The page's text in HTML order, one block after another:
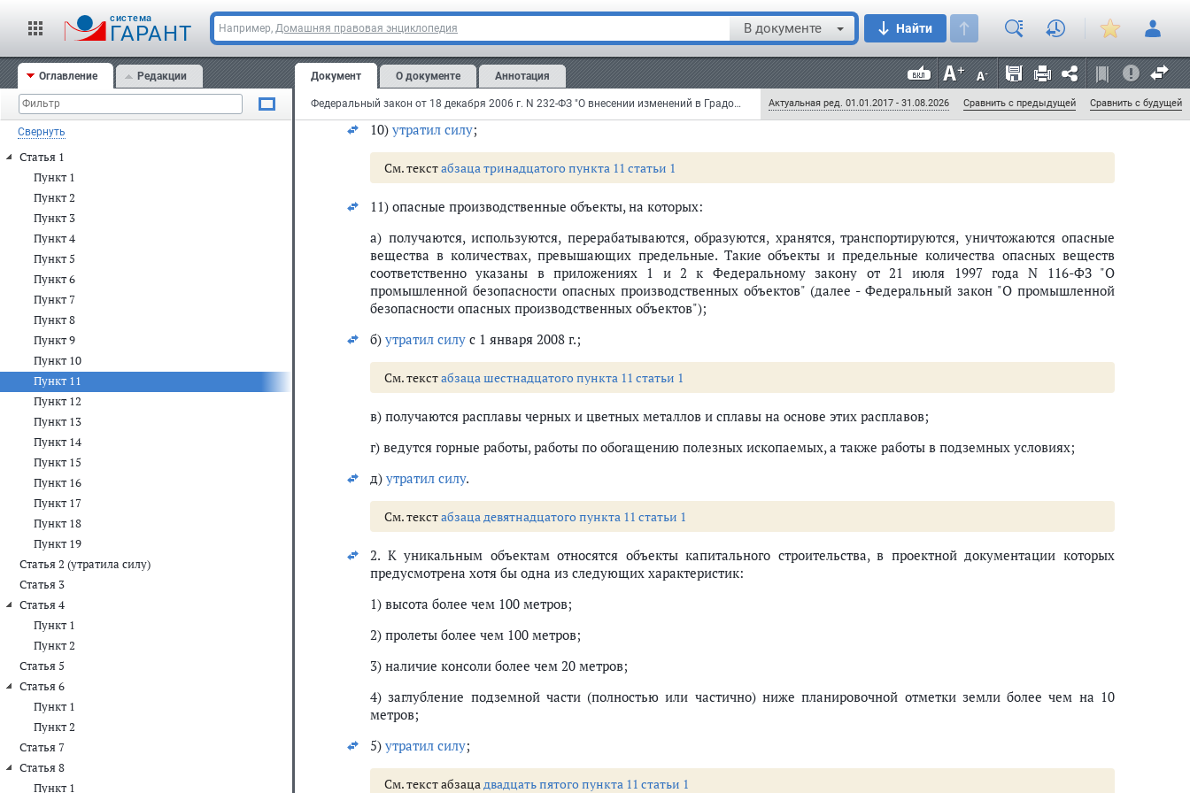
cистема
ГАРАНТ Например, Домашняя правовая энциклопедия В документе Найти
Оглавление Редакции
Свернуть
Статья 1
Пункт 1
Пункт 2
Пункт 3
Пункт 4
Пункт 5
Пункт 6
Пункт 7
Пункт 8
Пункт 9
Пункт 10
Пункт 11
Пункт 12
Пункт 13
Пункт 14
Пункт 15
Пункт 16
Пункт 17
Пункт 18
Пункт 19
Статья 2 (утратила силу)
Статья 3
Статья 4
Пункт 1
Пункт 2
Статья 5
Статья 6
Пункт 1
Пункт 2
Статья 7
Статья 8
Пункт 1
Документ О документе Аннотация
Федеральный закон от 18 декабря 2006 г. N 232-ФЗ "О внесении изменений в Градостроительный кодекс Российской Федерации и отдельные законодательные акты Российской Федерации" (с изменениями и дополнениями) Актуальная ред. 01.01.2017 - 31.08.2026 Сравнить с предыдущей Сравнить с будущей
7) объекты инфраструктуры железнодорожного транспорта общего пользования;
8) метрополитены;
9) морские порты, за исключением морских специализированных портов, предназначенных для обслуживания
спортивных и прогулочных судов;
10) утратил силу;
См. текстабзаца тринадцатого пункта 11 статьи 1
11) опасные производственные объекты, на которых:
а) получаются, используются, перерабатываются, образуются, хранятся, транспортируются, уничтожаются опасные
вещества в количествах, превышающих предельные. Такие объекты и предельные количества опасных веществ
соответственно указаны в приложениях 1 и 2 к Федеральному закону от 21 июля 1997 года N 116-ФЗ "О
промышленной безопасности опасных производственных объектов" (далее - Федеральный закон "О промышленной
безопасности опасных производственных объектов");
б) утратил силу с 1 января 2008 г.;
См. текстабзаца шестнадцатого пункта 11 статьи 1
в) получаются расплавы черных и цветных металлов и сплавы на основе этих расплавов;
г) ведутся горные работы, работы по обогащению полезных ископаемых, а также работы в подземных условиях;
д) утратил силу.
См. текстабзаца девятнадцатого пункта 11 статьи 1
2. К уникальным объектам относятся объекты капитального строительства, в проектной документации которых
предусмотрена хотя бы одна из следующих характеристик:
1) высота более чем 100 метров;
2) пролеты более чем 100 метров;
3) наличие консоли более чем 20 метров;
4) заглубление подземной части (полностью или частично) ниже планировочной отметки земли более чем на 10
метров;
5) утратил силу;
См. текст абзацадвадцать пятого пункта 11 статьи 1